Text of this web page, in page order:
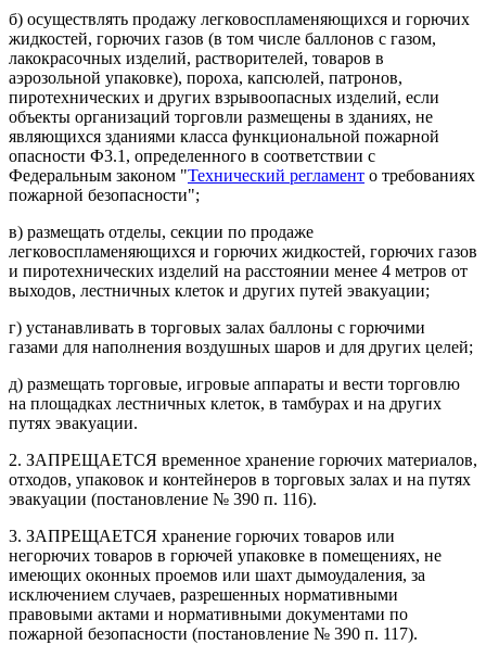
б) осуществлять продажу легковоспламеняющихся и горючих
жидкостей, горючих газов (в том числе баллонов с газом,
лакокрасочных изделий, растворителей, товаров в
аэрозольной упаковке), пороха, капсюлей, патронов,
пиротехнических и других взрывоопасных изделий, если
объекты организаций торговли размещены в зданиях, не
являющихся зданиями класса функциональной пожарной
опасности Ф3.1, определенного в соответствии с
Федеральным законом "Технический регламент о требованиях
пожарной безопасности";
в) размещать отделы, секции по продаже
легковоспламеняющихся и горючих жидкостей, горючих газов
и пиротехнических изделий на расстоянии менее 4 метров от
выходов, лестничных клеток и других путей эвакуации;
г) устанавливать в торговых залах баллоны с горючими
газами для наполнения воздушных шаров и для других целей;
д) размещать торговые, игровые аппараты и вести торговлю
на площадках лестничных клеток, в тамбурах и на других
путях эвакуации.
2. ЗАПРЕЩАЕТСЯ временное хранение горючих материалов,
отходов, упаковок и контейнеров в торговых залах и на путях
эвакуации (постановление № 390 п. 116).
3. ЗАПРЕЩАЕТСЯ хранение горючих товаров или
негорючих товаров в горючей упаковке в помещениях, не
имеющих оконных проемов или шахт дымоудаления, за
исключением случаев, разрешенных нормативными
правовыми актами и нормативными документами по
пожарной безопасности (постановление № 390 п. 117).